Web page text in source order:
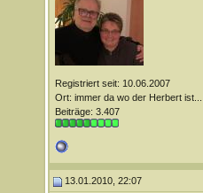
Registriert seit: 10.06.2007
Ort: immer da wo der Herbert ist...
Beiträge: 3.407
13.01.2010, 22:07